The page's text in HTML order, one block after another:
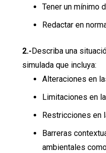
Tener un mínimo
Redactar en
2.- Describa una
simulada que incluya:
Alteraciones en
Limitaciones en
Restricciones en
Barreras
ambientales